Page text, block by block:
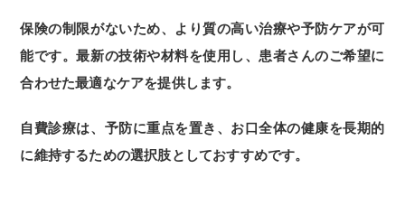
保険の制限がないため、より質の高い治療や予防ケアが可
能です。最新の技術や材料を使用し、患者さんのご希望に
合わせた最適なケアを提供します。
自費診療は、予防に重点を置き、お口全体の健康を長期的
に維持するための選択肢としておすすめです。